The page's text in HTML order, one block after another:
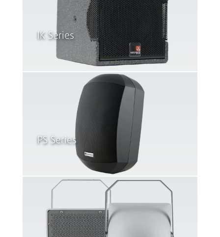
IK Series
PS Series